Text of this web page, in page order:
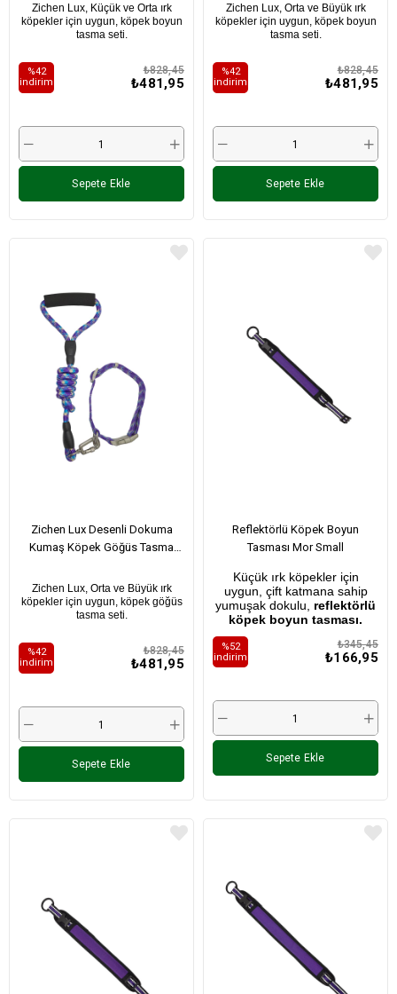
Zichen Lux, Küçük ve Orta ırk
köpekler için uygun, köpek boyun
tasma seti.
₺481,95
₺828,45
%42
i̇ndirim
Sepete Ekle
Zichen Lux, Orta ve Büyük ırk
köpekler için uygun, köpek boyun
tasma seti.
₺481,95
₺828,45
%42
i̇ndirim
Sepete Ekle
Zichen Lux Desenli Dokuma
Kumaş Köpek Göğüs Tasma
Zichen Lux, Orta ve Büyük ırk
köpekler için uygun, köpek göğüs
tasma seti.
₺481,95
₺828,45
%42
i̇ndirim
Sepete Ekle
Reflektörlü Köpek Boyun
Tasması Mor Small
Küçük ırk köpekler için
uygun, çift katmana sahip
yumuşak dokulu, reflektörlü
köpek boyun tasması.
₺166,95
₺345,45
%52
i̇ndirim
Sepete Ekle